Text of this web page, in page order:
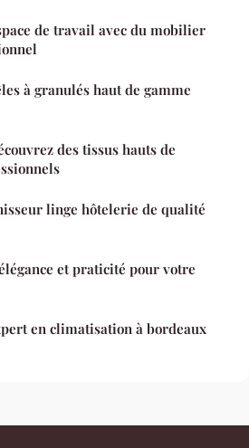
de travail avec du mobilier
à granulés haut de gamme
des tissus hauts de
linge hôtelerie de qualité
et praticité pour votre
en climatisation à bordeaux